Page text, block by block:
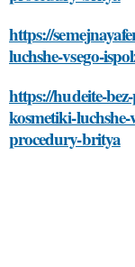
https://
luchshe-vsego-
https://hudeite-
kosmetiki-luchshe-
procedury-britya